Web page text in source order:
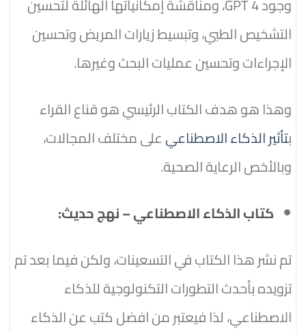
التشخيص الطبي، وتبسيط زيارات المريض وتحسين
الإجراءات وتحسين عمليات البحث وغيرها.
وهذا هو هدف الكتاب الرئيسي هو قناع القراء
بتأثير الذكاء الاصطناعيعلى مختلف المجالات،
وبالأخص الرعاية الصحية.
كتاب الذكاء الاصطناعي – نهج حديث:
تم نشر هذا الكتاب في التسعينات، ولكن فيما بعد تم
تزويده بأحدث التطورات التكنولوجية للذكاء
الاصطناعي، لذا فيعتبر من افضل كتب عن الذكاء